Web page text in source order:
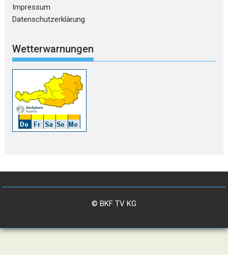
Impressum
Datenschutzerklärung
Wetterwarnungen
© BKF TV KG